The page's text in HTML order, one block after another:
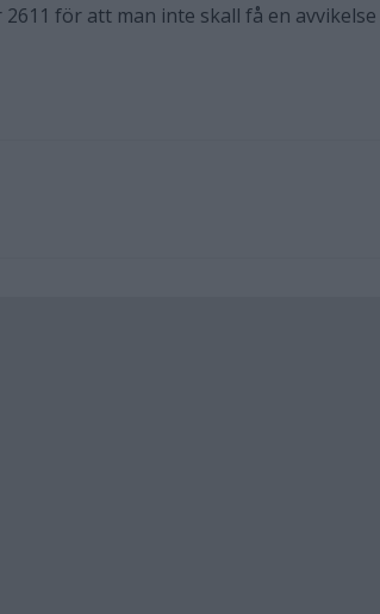
för att man inte skall få en